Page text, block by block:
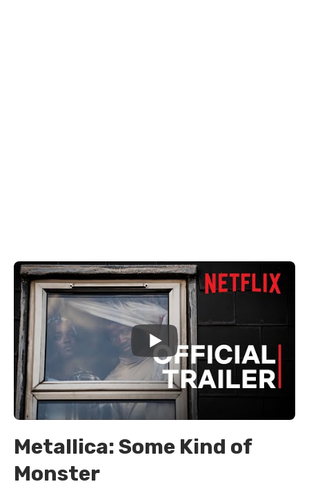
Metallica: Some Kind of
Monster